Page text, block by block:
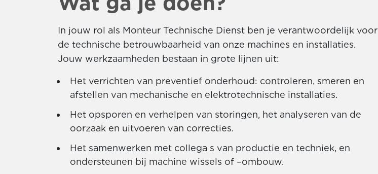
In jouw rol als Monteur Technische Dienst ben je verantwoordelijk voor
de technische betrouwbaarheid van onze machines en installaties.
Jouw werkzaamheden bestaan in grote lijnen uit:
Het verrichten van preventief onderhoud: controleren, smeren en
afstellen van mechanische en elektrotechnische installaties.
Het opsporen en verhelpen van storingen, het analyseren van de
oorzaak en uitvoeren van correcties.
Het samenwerken met collega s van productie en techniek, en
ondersteunen bij machine wissels of –ombouw.